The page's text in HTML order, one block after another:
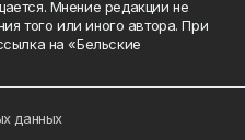
Мнение редакции не
того или иного автора. При
на «Бельские
данных